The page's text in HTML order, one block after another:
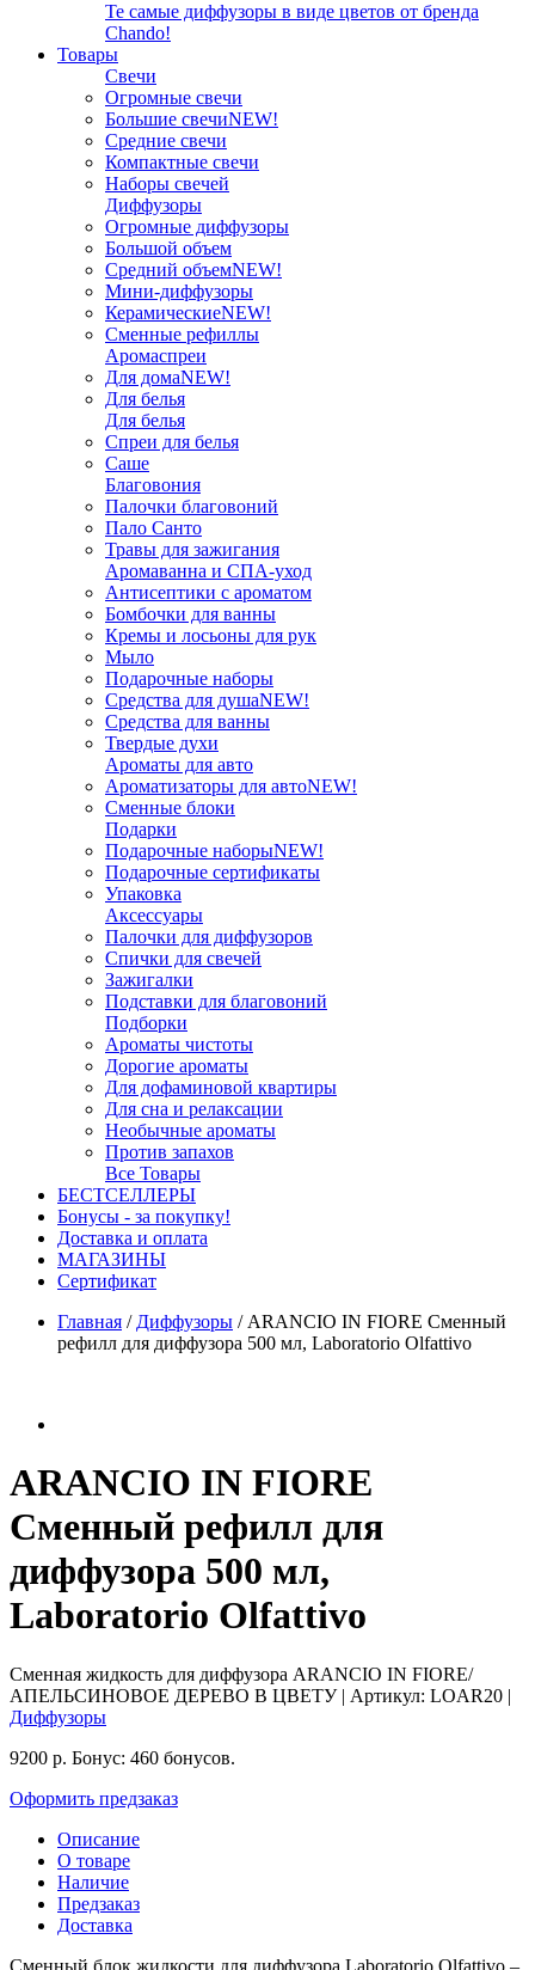
Те самые диффузоры в виде цветов от бренда
Chando!
Товары
Свечи
Огромные свечи
Большие свечиNEW!
Средние свечи
Компактные свечи
Наборы свечей
Диффузоры
Огромные диффузоры
Большой объем
Средний объемNEW!
Мини-диффузоры
КерамическиеNEW!
Сменные рефиллы
Аромаспреи
Для домаNEW!
Для белья
Для белья
Спреи для белья
Саше
Благовония
Палочки благовоний
Пало Санто
Травы для зажигания
Аромаванна и СПА-уход
Антисептики с ароматом
Бомбочки для ванны
Кремы и лосьоны для рук
Мыло
Подарочные наборы
Средства для душаNEW!
Средства для ванны
Твердые духи
Ароматы для авто
Ароматизаторы для автоNEW!
Сменные блоки
Подарки
Подарочные наборыNEW!
Подарочные сертификаты
Упаковка
Аксессуары
Палочки для диффузоров
Спички для свечей
Зажигалки
Подставки для благовоний
Подборки
Ароматы чистоты
Дорогие ароматы
Для дофаминовой квартиры
Для сна и релаксации
Необычные ароматы
Против запахов
Все Товары
БЕСТСЕЛЛЕРЫ
Бонусы - за покупку!
Доставка и оплата
МАГАЗИНЫ
Cертификат
Главная / Диффузоры / ARANCIO IN FIORE Сменный
рефилл для диффузора 500 мл, Laboratorio Olfattivo
ARANCIO IN FIORE
Сменный рефилл для
диффузора 500 мл,
Laboratorio Olfattivo
Сменная жидкость для диффузора ARANCIO IN FIORE/
АПЕЛЬСИНОВОЕ ДЕРЕВО В ЦВЕТУ | Артикул: LOAR20 |
Диффузоры
9200 р. Бонус: 460 бонусов.
Оформить предзаказ
Описание
О товаре
Наличие
Предзаказ
Доставка
Сменный блок жидкости для диффузора Laboratorio Olfattivo –